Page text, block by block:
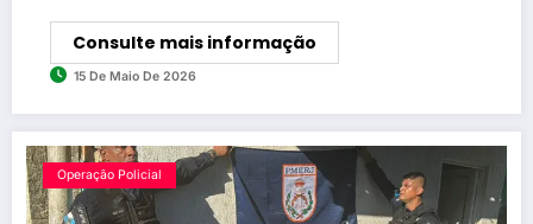
Consulte mais informação
15 De Maio De 2026
Operação Policial